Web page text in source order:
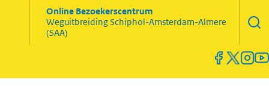
Online Bezoekerscentrum
WeguitbreidingSchiphol-Amsterdam-Almere
(SAA)